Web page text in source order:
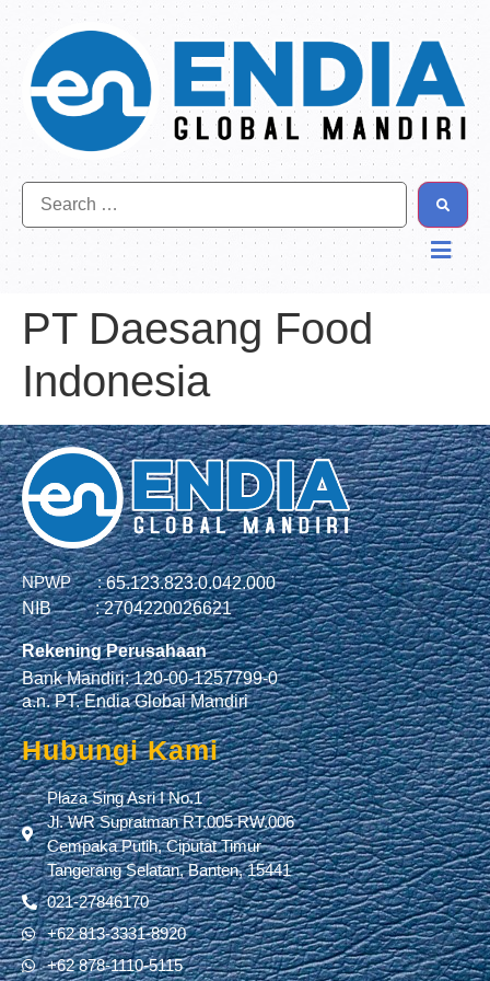
PT Daesang Food
Indonesia
NPWP :65.123.823.0.042.000
NIB :2704220026621
Rekening Perusahaan
Bank Mandiri: 120-00-1257799-0
a.n. PT. Endia Global Mandiri
Hubungi Kami
Plaza Sing Asri I No.1
Jl. WR Supratman RT.005 RW.006
Cempaka Putih, Ciputat Timur
Tangerang Selatan, Banten, 15441
021-27846170
+62 813-3331-8920
+62 878-1110-5115